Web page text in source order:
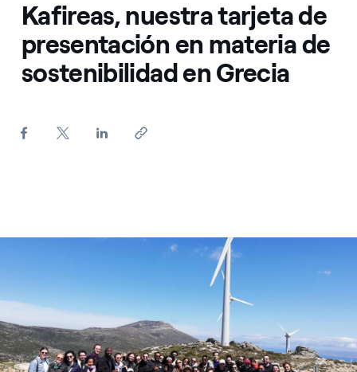
Kafireas, nuestra tarjeta de
presentación en materia de
sostenibilidad en Grecia